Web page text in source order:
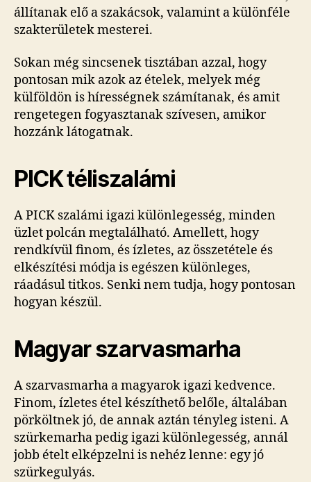
állítanak elő a szakácsok, valamint a különféle
szakterületek mesterei.
Sokan még sincsenek tisztában azzal, hogy
pontosan mik azok az ételek, melyek még
külföldön is hírességnek számítanak, és amit
rengetegen fogyasztanak szívesen, amikor
hozzánk látogatnak.
PICK téliszalámi
A PICK szalámi igazi különlegesség, minden
üzlet polcán megtalálható. Amellett, hogy
rendkívül finom, és ízletes, az összetétele és
elkészítési módja is egészen különleges,
ráadásul titkos. Senki nem tudja, hogy pontosan
hogyan készül.
Magyar szarvasmarha
A szarvasmarha a magyarok igazi kedvence.
Finom, ízletes étel készíthető belőle, általában
pörköltnek jó, de annak aztán tényleg isteni. A
szürkemarha pedig igazi különlegesség, annál
jobb ételt elképzelni is nehéz lenne: egy jó
szürkegulyás.